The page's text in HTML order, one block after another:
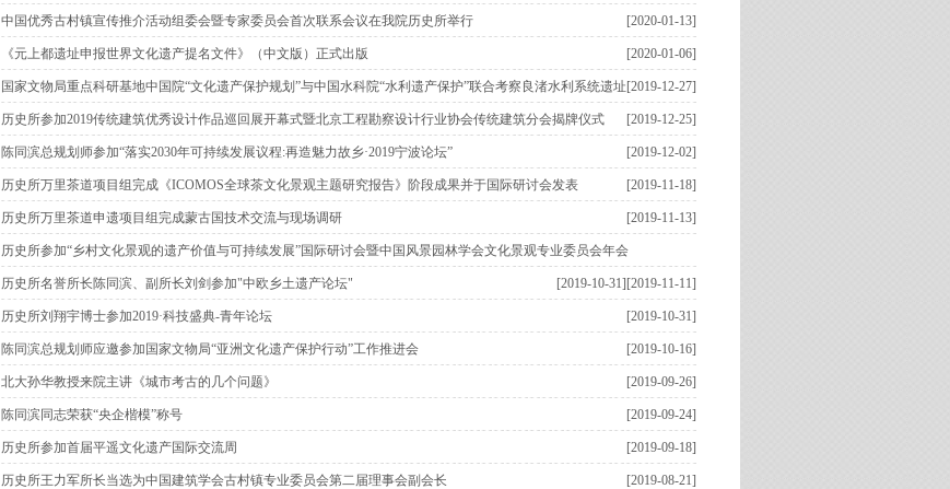
中国优秀古村镇宣传推介活动组委会暨专家委员会首次联系会议在我院历史所举行 [2020-01-13]
《元上都遗址申报世界文化遗产提名文件》（中文版）正式出版 [2020-01-06]
国家文物局重点科研基地中国院“文化遗产保护规划”与中国水科院“水利遗产保护”联合考察良渚水利系统遗址 [2019-12-27]
历史所参加2019传统建筑优秀设计作品巡回展开幕式暨北京工程勘察设计行业协会传统建筑分会揭牌仪式 [2019-12-25]
陈同滨总规划师参加“落实2030年可持续发展议程:再造魅力故乡·2019宁波论坛” [2019-12-02]
历史所万里茶道项目组完成《ICOMOS全球茶文化景观主题研究报告》阶段成果并于国际研讨会发表 [2019-11-18]
历史所万里茶道申遗项目组完成蒙古国技术交流与现场调研 [2019-11-13]
历史所参加“乡村文化景观的遗产价值与可持续发展”国际研讨会暨中国风景园林学会文化景观专业委员会年会
[2019-11-11]
历史所名誉所长陈同滨、副所长刘剑参加"中欧乡土遗产论坛" [2019-10-31]
历史所刘翔宇博士参加2019·科技盛典-青年论坛 [2019-10-31]
陈同滨总规划师应邀参加国家文物局“亚洲文化遗产保护行动”工作推进会 [2019-10-16]
北大孙华教授来院主讲《城市考古的几个问题》 [2019-09-26]
陈同滨同志荣获“央企楷模”称号 [2019-09-24]
历史所参加首届平遥文化遗产国际交流周 [2019-09-18]
历史所王力军所长当选为中国建筑学会古村镇专业委员会第二届理事会副会长 [2019-08-21]